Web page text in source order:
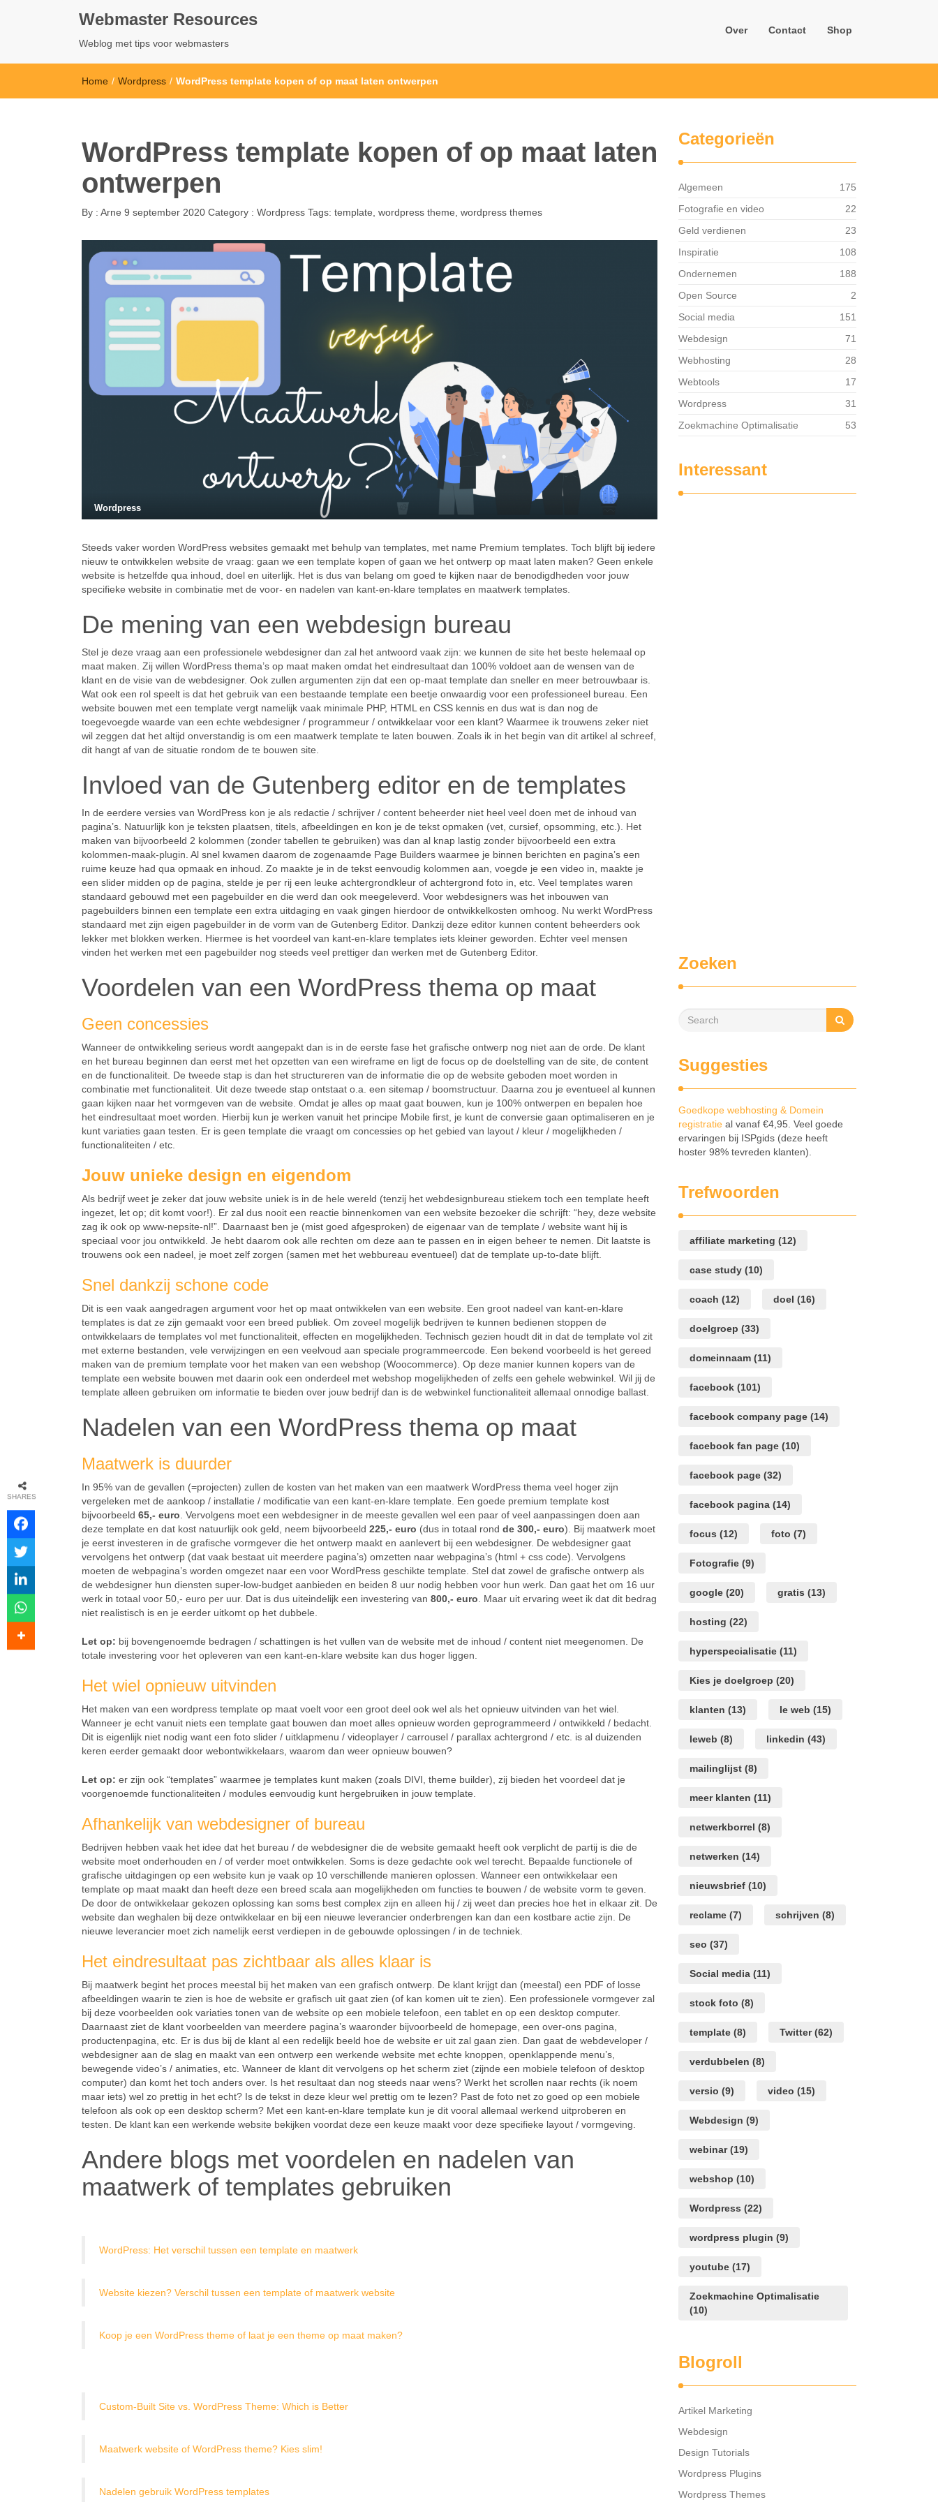
Webmaster Resources
Weblog met tips voor webmasters
Over Contact Shop
Home / Wordpress / WordPress template kopen of op maat laten ontwerpen
WordPress template kopen of op maat laten
ontwerpen
By : Arne 9 september 2020 Category : Wordpress Tags: template wordpress theme wordpress themes
Wordpress
Steeds vaker worden WordPress websites gemaakt met behulp van templates, met name Premium templates. Toch blijft bij iedere
nieuw te ontwikkelen website de vraag: gaan we een template kopen of gaan we het ontwerp op maat laten maken? Geen enkele
website is hetzelfde qua inhoud, doel en uiterlijk. Het is dus van belang om goed te kijken naar de benodigdheden voor jouw
specifieke website in combinatie met de voor- en nadelen van kant-en-klare templates en maatwerk templates.
De mening van een webdesign bureau
Stel je deze vraag aan een professionele webdesigner dan zal het antwoord vaak zijn: we kunnen de site het beste helemaal op
maat maken. Zij willen WordPress thema’s op maat maken omdat het eindresultaat dan 100% voldoet aan de wensen van de
klant en de visie van de webdesigner. Ook zullen argumenten zijn dat een op-maat template dan sneller en meer betrouwbaar is.
Wat ook een rol speelt is dat het gebruik van een bestaande template een beetje onwaardig voor een professioneel bureau. Een
website bouwen met een template vergt namelijk vaak minimale PHP, HTML en CSS kennis en dus wat is dan nog de
toegevoegde waarde van een echte webdesigner / programmeur / ontwikkelaar voor een klant? Waarmee ik trouwens zeker niet
wil zeggen dat het altijd onverstandig is om een maatwerk template te laten bouwen. Zoals ik in het begin van dit artikel al schreef,
dit hangt af van de situatie rondom de te bouwen site.
Invloed van de Gutenberg editor en de templates
In de eerdere versies van WordPress kon je als redactie / schrijver / content beheerder niet heel veel doen met de inhoud van
pagina’s. Natuurlijk kon je teksten plaatsen, titels, afbeeldingen en kon je de tekst opmaken (vet, cursief, opsomming, etc.). Het
maken van bijvoorbeeld 2 kolommen (zonder tabellen te gebruiken) was dan al knap lastig zonder bijvoorbeeld een extra
kolommen-maak-plugin. Al snel kwamen daarom de zogenaamde Page Builders waarmee je binnen berichten en pagina’s een
ruime keuze had qua opmaak en inhoud. Zo maakte je in de tekst eenvoudig kolommen aan, voegde je een video in, maakte je
een slider midden op de pagina, stelde je per rij een leuke achtergrondkleur of achtergrond foto in, etc. Veel templates waren
standaard gebouwd met een pagebuilder en die werd dan ook meegeleverd. Voor webdesigners was het inbouwen van
pagebuilders binnen een template een extra uitdaging en vaak gingen hierdoor de ontwikkelkosten omhoog. Nu werkt WordPress
standaard met zijn eigen pagebuilder in de vorm van de Gutenberg Editor. Dankzij deze editor kunnen content beheerders ook
lekker met blokken werken. Hiermee is het voordeel van kant-en-klare templates iets kleiner geworden. Echter veel mensen
vinden het werken met een pagebuilder nog steeds veel prettiger dan werken met de Gutenberg Editor.
Voordelen van een WordPress thema op maat
Geen concessies
Wanneer de ontwikkeling serieus wordt aangepakt dan is in de eerste fase het grafische ontwerp nog niet aan de orde. De klant
en het bureau beginnen dan eerst met het opzetten van een wireframe en ligt de focus op de doelstelling van de site, de content
en de functionaliteit. De tweede stap is dan het structureren van de informatie die op de website geboden moet worden in
combinatie met functionaliteit. Uit deze tweede stap ontstaat o.a. een sitemap / boomstructuur. Daarna zou je eventueel al kunnen
gaan kijken naar het vormgeven van de website. Omdat je alles op maat gaat bouwen, kun je 100% ontwerpen en bepalen hoe
het eindresultaat moet worden. Hierbij kun je werken vanuit het principe Mobile first, je kunt de conversie gaan optimaliseren en je
kunt variaties gaan testen. Er is geen template die vraagt om concessies op het gebied van layout / kleur / mogelijkheden /
functionaliteiten / etc.
Jouw unieke design en eigendom
Als bedrijf weet je zeker dat jouw website uniek is in de hele wereld (tenzij het webdesignbureau stiekem toch een template heeft
ingezet, let op; dit komt voor!). Er zal dus nooit een reactie binnenkomen van een website bezoeker die schrijft: “hey, deze website
zag ik ook op www-nepsite-nl!”. Daarnaast ben je (mist goed afgesproken) de eigenaar van de template / website want hij is
speciaal voor jou ontwikkeld. Je hebt daarom ook alle rechten om deze aan te passen en in eigen beheer te nemen. Dit laatste is
trouwens ook een nadeel, je moet zelf zorgen (samen met het webbureau eventueel) dat de template up-to-date blijft.
Snel dankzij schone code
Dit is een vaak aangedragen argument voor het op maat ontwikkelen van een website. Een groot nadeel van kant-en-klare
templates is dat ze zijn gemaakt voor een breed publiek. Om zoveel mogelijk bedrijven te kunnen bedienen stoppen de
ontwikkelaars de templates vol met functionaliteit, effecten en mogelijkheden. Technisch gezien houdt dit in dat de template vol zit
met externe bestanden, vele verwijzingen en een veelvoud aan speciale programmeercode. Een bekend voorbeeld is het gereed
maken van de premium template voor het maken van een webshop (Woocommerce). Op deze manier kunnen kopers van de
template een website bouwen met daarin ook een onderdeel met webshop mogelijkheden of zelfs een gehele webwinkel. Wil jij de
template alleen gebruiken om informatie te bieden over jouw bedrijf dan is de webwinkel functionaliteit allemaal onnodige ballast.
Nadelen van een WordPress thema op maat
Maatwerk is duurder
In 95% van de gevallen (=projecten) zullen de kosten van het maken van een maatwerk WordPress thema veel hoger zijn
vergeleken met de aankoop / installatie / modificatie van een kant-en-klare template. Een goede premium template kost
bijvoorbeeld 65,- euro . Vervolgens moet een webdesigner in de meeste gevallen wel een paar of veel aanpassingen doen aan
deze template en dat kost natuurlijk ook geld, neem bijvoorbeeld 225,- euro (dus in totaal rond de 300,- euro). Bij maatwerk moet
je eerst investeren in de grafische vormgever die het ontwerp maakt en aanlevert bij een webdesigner. De webdesigner gaat
vervolgens het ontwerp (dat vaak bestaat uit meerdere pagina’s) omzetten naar webpagina’s (html + css code). Vervolgens
moeten de webpagina’s worden omgezet naar een voor WordPress geschikte template. Stel dat zowel de grafische ontwerp als
de webdesigner hun diensten super-low-budget aanbieden en beiden 8 uur nodig hebben voor hun werk. Dan gaat het om 16 uur
werk in totaal voor 50,- euro per uur. Dat is dus uiteindelijk een investering van 800,- euro . Maar uit ervaring weet ik dat dit bedrag
niet realistisch is en je eerder uitkomt op het dubbele.
Let op: bij bovengenoemde bedragen / schattingen is het vullen van de website met de inhoud / content niet meegenomen. De
totale investering voor het opleveren van een kant-en-klare website kan dus hoger liggen.
Het wiel opnieuw uitvinden
Het maken van een wordpress template op maat voelt voor een groot deel ook wel als het opnieuw uitvinden van het wiel.
Wanneer je echt vanuit niets een template gaat bouwen dan moet alles opnieuw worden geprogrammeerd / ontwikkeld / bedacht.
Dit is eigenlijk niet nodig want een foto slider / uitklapmenu / videoplayer / carrousel / parallax achtergrond / etc. is al duizenden
keren eerder gemaakt door webontwikkelaars, waarom dan weer opnieuw bouwen?
Let op: er zijn ook “templates” waarmee je templates kunt maken (zoals DIVI, theme builder), zij bieden het voordeel dat je
voorgenoemde functionaliteiten / modules eenvoudig kunt hergebruiken in jouw template.
Afhankelijk van webdesigner of bureau
Bedrijven hebben vaak het idee dat het bureau / de webdesigner die de website gemaakt heeft ook verplicht de partij is die de
website moet onderhouden en / of verder moet ontwikkelen. Soms is deze gedachte ook wel terecht. Bepaalde functionele of
grafische uitdagingen op een website kun je vaak op 10 verschillende manieren oplossen. Wanneer een ontwikkelaar een
template op maat maakt dan heeft deze een breed scala aan mogelijkheden om functies te bouwen / de website vorm te geven.
De door de ontwikkelaar gekozen oplossing kan soms best complex zijn en alleen hij / zij weet dan precies hoe het in elkaar zit. De
website dan weghalen bij deze ontwikkelaar en bij een nieuwe leverancier onderbrengen kan dan een kostbare actie zijn. De
nieuwe leverancier moet zich namelijk eerst verdiepen in de gebouwde oplossingen / in de techniek.
Het eindresultaat pas zichtbaar als alles klaar is
Bij maatwerk begint het proces meestal bij het maken van een grafisch ontwerp. De klant krijgt dan (meestal) een PDF of losse
afbeeldingen waarin te zien is hoe de website er grafisch uit gaat zien (of kan komen uit te zien). Een professionele vormgever zal
bij deze voorbeelden ook variaties tonen van de website op een mobiele telefoon, een tablet en op een desktop computer.
Daarnaast ziet de klant voorbeelden van meerdere pagina’s waaronder bijvoorbeeld de homepage, een over-ons pagina,
productenpagina, etc. Er is dus bij de klant al een redelijk beeld hoe de website er uit zal gaan zien. Dan gaat de webdeveloper /
webdesigner aan de slag en maakt van een ontwerp een werkende website met echte knoppen, openklappende menu’s,
bewegende video’s / animaties, etc. Wanneer de klant dit vervolgens op het scherm ziet (zijnde een mobiele telefoon of desktop
computer) dan komt het toch anders over. Is het resultaat dan nog steeds naar wens? Werkt het scrollen naar rechts (ik noem
maar iets) wel zo prettig in het echt? Is de tekst in deze kleur wel prettig om te lezen? Past de foto net zo goed op een mobiele
telefoon als ook op een desktop scherm? Met een kant-en-klare template kun je dit vooral allemaal werkend uitproberen en
testen. De klant kan een werkende website bekijken voordat deze een keuze maakt voor deze specifieke layout / vormgeving.
Andere blogs met voordelen en nadelen van
maatwerk of templates gebruiken
WordPress: Het verschil tussen een template en maatwerk
Website kiezen? Verschil tussen een template of maatwerk website
Koop je een WordPress theme of laat je een theme op maat maken?
Custom-Built Site vs. WordPress Theme: Which is Better
Maatwerk website of WordPress theme? Kies slim!
Nadelen gebruik WordPress templates
Categorieën
Algemeen
175
Fotografie en video
22
Geld verdienen
23
Inspiratie
108
Ondernemen
188
Open Source
2
Social media
151
Webdesign
71
Webhosting
28
Webtools
17
Wordpress
31
Zoekmachine Optimalisatie
53
Interessant
Zoeken
Suggesties
Goedkope webhosting & Domein
registratie al vanaf €4,95. Veel goede
ervaringen bij ISPgids (deze heeft
hoster 98% tevreden klanten).
Trefwoorden
affiliate marketing (12)
case study (10)
coach (12) doel (16)
doelgroep (33)
domeinnaam (11)
facebook (101)
facebook company page (14)
facebook fan page (10)
facebook page (32)
facebook pagina (14)
focus (12) foto (7)
Fotografie (9)
google (20) gratis (13)
hosting (22)
hyperspecialisatie (11)
Kies je doelgroep (20)
klanten (13) le web (15)
leweb (8) linkedin (43)
mailinglijst (8)
meer klanten (11)
netwerkborrel (8)
netwerken (14)
nieuwsbrief (10)
reclame (7) schrijven (8)
seo (37)
Social media (11)
stock foto (8)
template (8) Twitter(62)
verdubbelen (8)
versio (9) video (15)
Webdesign (9)
webinar(19)
webshop (10)
Wordpress (22)
wordpress plugin (9)
youtube (17)
Zoekmachine Optimalisatie
(10)
Blogroll
Artikel Marketing
Webdesign
Design Tutorials
Wordpress Plugins
Wordpress Themes
SHARES